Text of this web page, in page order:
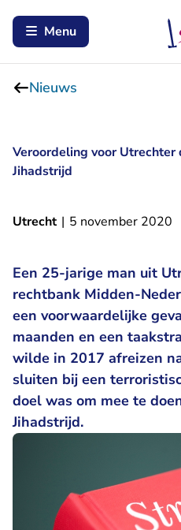
Menu
Nieuws
Veroordeling voor Utrechter
Jihadstrijd
Utrecht | 5 november 2020
Een 25-jarige man uit
rechtbank Midden-
een voorwaardelijke
maanden en een
wilde in 2017 afreizen
sluiten bij een
doel was om mee te
Jihadstrijd.